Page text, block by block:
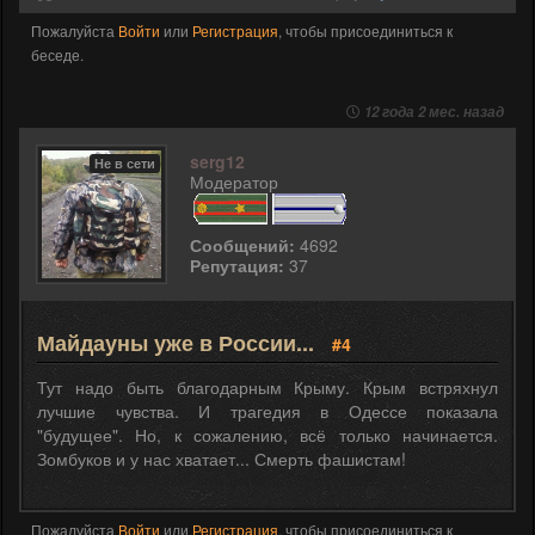
Пожалуйста Войти или Регистрация, чтобы присоединиться к
беседе.
12 года 2 мес. назад
Не в сети
serg12
Модератор
Сообщений: 4692
Репутация: 37
Майдауны уже в России...
#4
Тут надо быть благодарным Крыму. Крым встряхнул
лучшие чувства. И трагедия в Одессе показала
"будущее". Но, к сожалению, всё только начинается.
Зомбуков и у нас хватает... Смерть фашистам!
Пожалуйста Войти или Регистрация, чтобы присоединиться к